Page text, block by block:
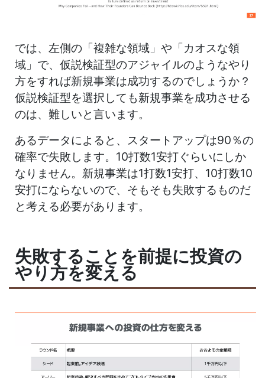
では、左側の「複雑な領域」や「カオスな領
域」で、仮説検証型のアジャイルのようなやり
方をすれば新規事業は成功するのでしょうか？
仮説検証型を選択しても新規事業を成功させる
のは、難しいと言います。
あるデータによると、スタートアップは90％の
確率で失敗します。10打数1安打ぐらいにしか
なりません。新規事業は1打数1安打、10打数10
安打にならないので、そもそも失敗するものだ
と考える必要があります。
失敗することを前提に投資の
やり方を変える